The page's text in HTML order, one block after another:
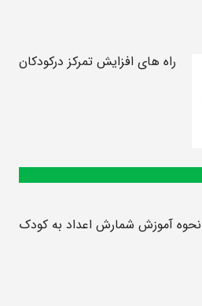
راه های افزایش تمرکز درکودکان
نحوه آموزش شمارش اعداد به کودک